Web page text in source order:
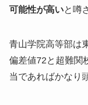
可能性が高いと噂
青山学院高等部は
偏差値72と超難関
当であればかなり